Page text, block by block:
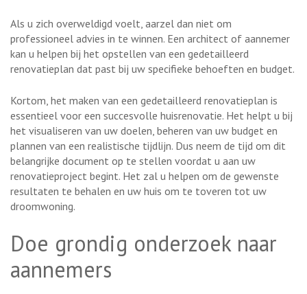
Als u zich overweldigd voelt, aarzel dan niet om
professioneel advies in te winnen. Een architect of aannemer
kan u helpen bij het opstellen van een gedetailleerd
renovatieplan dat past bij uw specifieke behoeften en budget.
Kortom, het maken van een gedetailleerd renovatieplan is
essentieel voor een succesvolle huisrenovatie. Het helpt u bij
het visualiseren van uw doelen, beheren van uw budget en
plannen van een realistische tijdlijn. Dus neem de tijd om dit
belangrijke document op te stellen voordat u aan uw
renovatieproject begint. Het zal u helpen om de gewenste
resultaten te behalen en uw huis om te toveren tot uw
droomwoning.
Doe grondig onderzoek naar
aannemers